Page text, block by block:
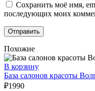
Сохранить моё имя,
последующих моих
Похожие
В корзину
База салонов красоты
₽1990